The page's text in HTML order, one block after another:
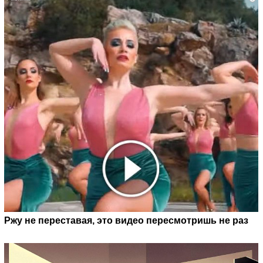
Ржу не переставая, это видео пересмотришь не раз